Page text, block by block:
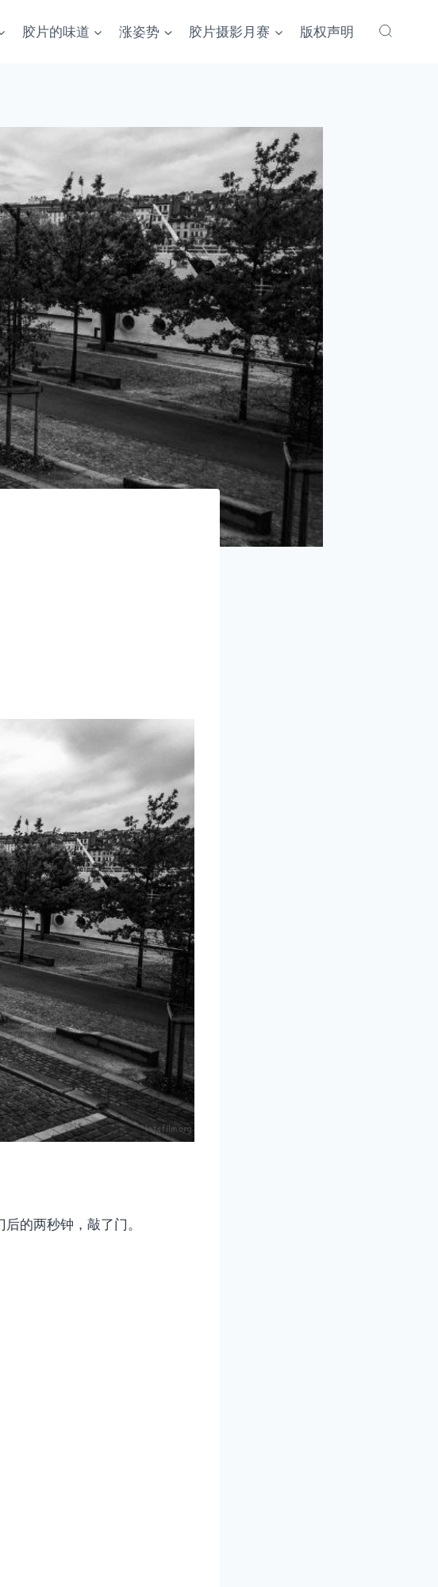
胶片的味道 涨姿势 胶片摄影月赛 版权声明
的两秒钟，敲了门。